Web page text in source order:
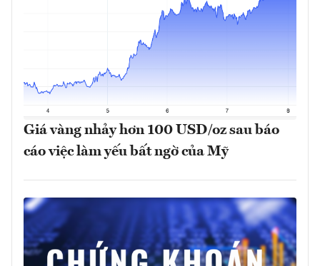
Giá vàng nhảy hơn 100 USD/oz sau báo
cáo việc làm yếu bất ngờ của Mỹ